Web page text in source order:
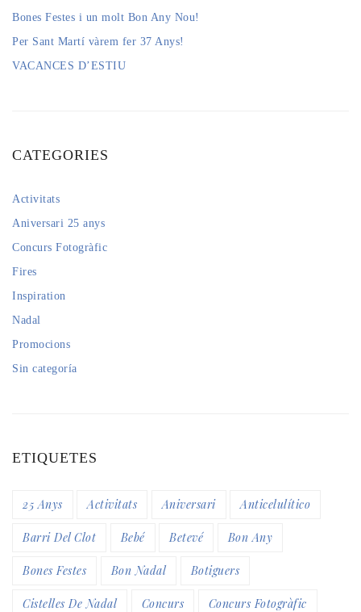
Bones Festes i un molt Bon Any Nou!
Per Sant Martí vàrem fer 37 Anys!
VACANCES D’ESTIU
CATEGORIES
Activitats
Aniversari 25 anys
Concurs Fotogràfic
Fires
Inspiration
Nadal
Promocions
Sin categoría
ETIQUETES
25 Anys Activitats Aniversari Anticelulítico
Barri Del Clot Bebé Betevé Bon Any
Bones Festes Bon Nadal Botiguers
Cistelles De Nadal Concurs Concurs Fotogràfic